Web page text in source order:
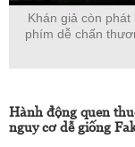
Khán giả còn
phím dễ chấn
Hành động quen
nguy cơ dễ giống